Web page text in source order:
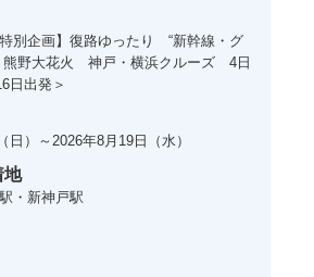
特別企画】復路ゆったり “新幹線・グ
熊野大花火 神戸・横浜クルーズ 4日
日出発＞
（日）～ 2026年8月19日 （水）
地
・新神戸駅